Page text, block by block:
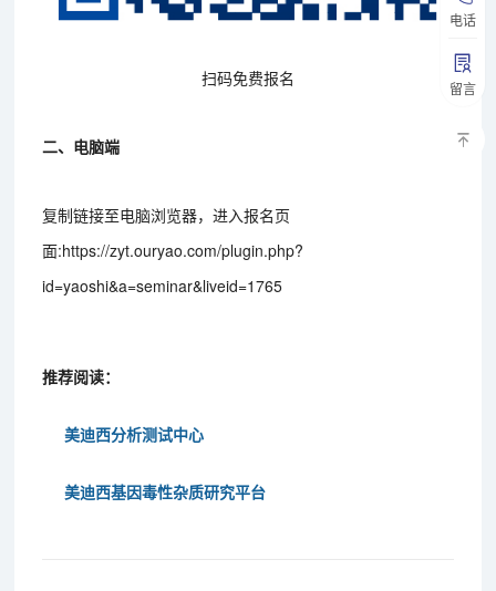
电话
留言
扫码免费报名
二、电脑端
复制链接至电脑浏览器，进入报名页
面:https://zyt.ouryao.com/plugin.php?
id=yaoshi&a=seminar&liveid=1765
推荐阅读：
美迪西分析测试中心
美迪西基因毒性杂质研究平台